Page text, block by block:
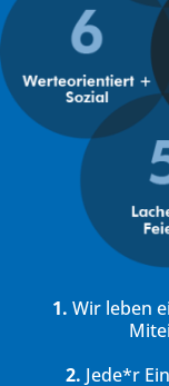
1. Wir leben
2. Jede*r